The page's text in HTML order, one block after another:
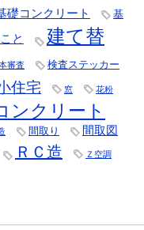
礎コンクリート 基
と
建て替
審査 検査ステッカー
住宅 窓 花粉
ンクリート
間取り 間取図
ＲＣ造 Ｚ空調